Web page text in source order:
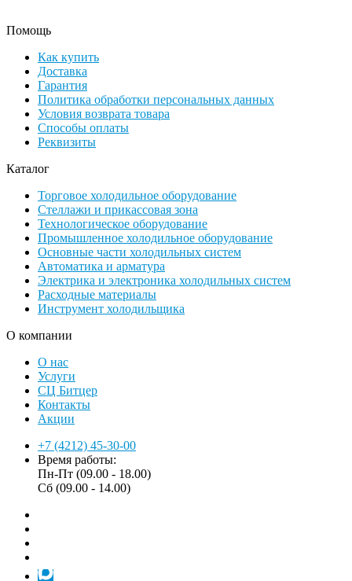
Помощь
Как купить
Доставка
Гарантия
Политика обработки персональных данных
Условия возврата товара
Способы оплаты
Реквизиты
Каталог
Торговое холодильное оборудование
Стеллажи и прикассовая зона
Технологическое оборудование
Промышленное холодильное оборудование
Основные части холодильных систем
Автоматика и арматура
Электрика и электроника холодильных систем
Расходные материалы
Инструмент холодильщика
О компании
О нас
Услуги
СЦ Битцер
Контакты
Акции
+7 (4212) 45-30-00
Время работы:
Пн-Пт (09.00 - 18.00)
Сб (09.00 - 14.00)